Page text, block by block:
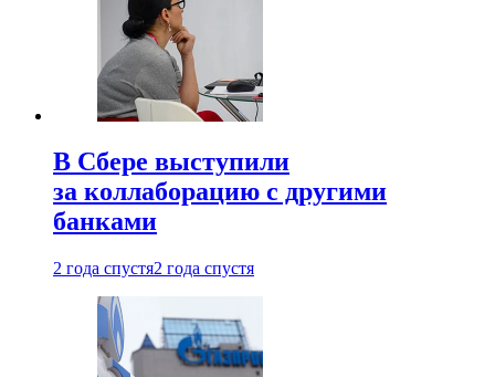
В Сбере выступили
за коллаборацию с другими
банками
2 года спустя2 года спустя